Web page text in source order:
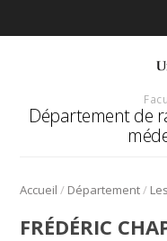
Département de
Accueil / Département/
FRÉDÉRIC